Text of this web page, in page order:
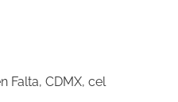
Falta, CDMX, cel